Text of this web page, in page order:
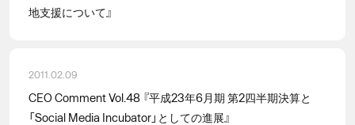
地支援について』
2011.02.09
CEO Comment Vol.48 『平成23年6月期 第2四半期決算と
「Social Media Incubator」としての進展』